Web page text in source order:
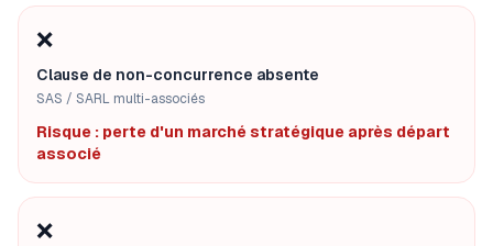
❌
Clause de non-concurrence absente
SAS / SARL multi-associés
Risque : perte d'un marché stratégique après départ
associé
❌